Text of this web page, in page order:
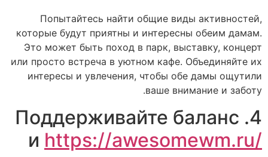
Попытайтесь найти общие виды активностей,
которые будут приятны и интересны обеим дамам.
Это может быть поход в парк, выставку, концерт
или просто встреча в уютном кафе. Объединяйте их
интересы и увлечения, чтобы обе дамы ощутили
ваше внимание и заботу.
4. Поддерживайте баланс
и https://awesomewm.ru/